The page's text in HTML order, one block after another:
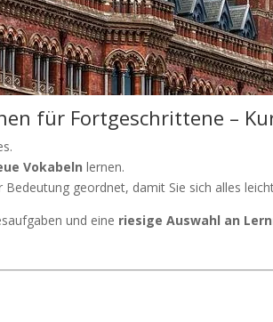
für Fortgeschrittene –
Vokabeln lernen.
Bedeutung geordnet, damit Sie sich alles
und eine riesige Auswahl an